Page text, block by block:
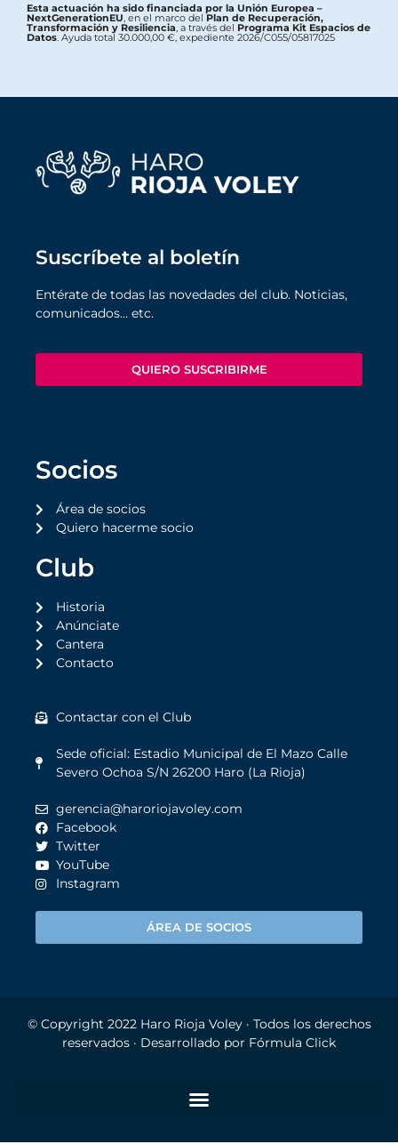
Esta actuación ha sido financiada por la Unión Europea –
NextGenerationEU , en el marco delPlan de Recuperación,
Transformación y Resiliencia , a través del Programa Kit Espacios de
Datos . Ayuda total 30.000,00 €, expediente 2026/C055/05817025
Suscríbete al boletín
Entérate de todas las novedades del club. Noticias,
comunicados… etc.
QUIERO SUSCRIBIRME
Socios
Área de socios
Quiero hacerme socio
Club
Historia
Anúnciate
Cantera
Contacto
Contactar con el Club
Sede oficial: Estadio Municipal de El Mazo Calle
Severo Ochoa S/N 26200 Haro (La Rioja)
gerencia@haroriojavoley.com
Facebook
Twitter
YouTube
Instagram
ÁREA DE SOCIOS
© Copyright 2022 Haro Rioja Voley· Todos los derechos
reservados · Desarrollado por Fórmula Click